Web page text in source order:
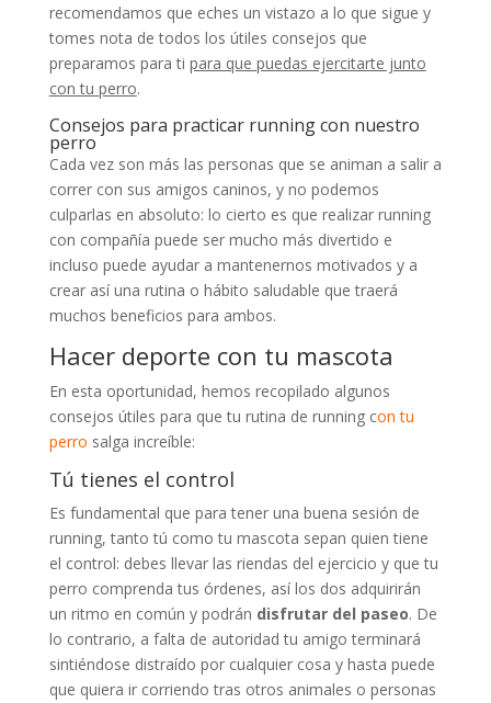
recomendamos que eches un vistazo a lo que sigue y
tomes nota de todos los útiles consejos que
preparamos para ti para que puedas ejercitarte junto
con tu perro.
Consejos para practicar running con nuestro
perro
Cada vez son más las personas que se animan a salir a
correr con sus amigos caninos, y no podemos
culparlas en absoluto: lo cierto es que realizar running
con compañía puede ser mucho más divertido e
incluso puede ayudar a mantenernos motivados y a
crear así una rutina o hábito saludable que traerá
muchos beneficios para ambos.
Hacer deporte con tu mascota
En esta oportunidad, hemos recopilado algunos
consejos útiles para que tu rutina de running con tu
perro salga increíble:
Tú tienes el control
Es fundamental que para tener una buena sesión de
running, tanto tú como tu mascota sepan quien tiene
el control: debes llevar las riendas del ejercicio y que tu
perro comprenda tus órdenes, así los dos adquirirán
un ritmo en común y podrán disfrutar del paseo. De
lo contrario, a falta de autoridad tu amigo terminará
sintiéndose distraído por cualquier cosa y hasta puede
que quiera ir corriendo tras otros animales o personas